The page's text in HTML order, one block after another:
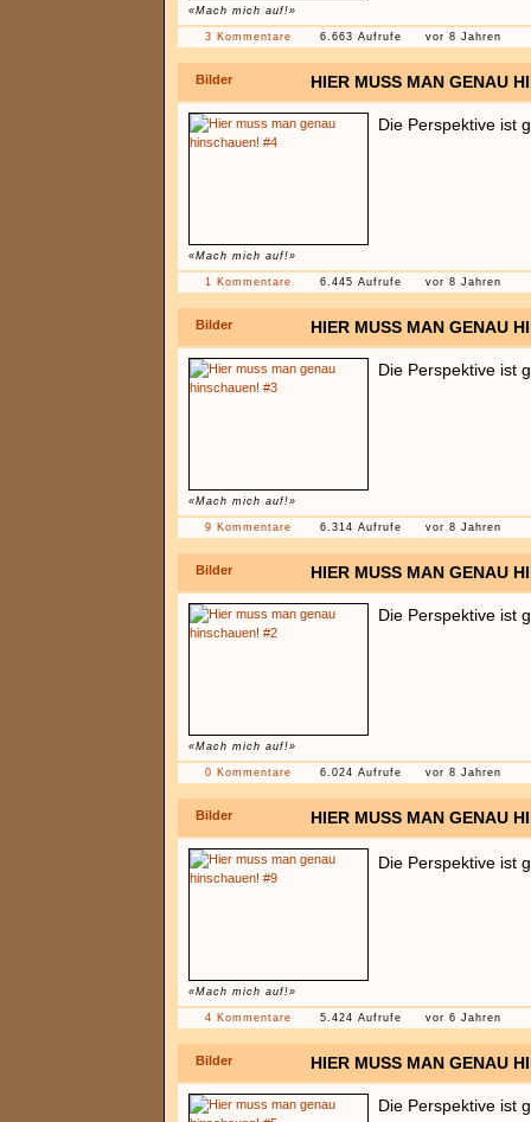
«Mach mich auf!»
3 Kommentare 6.663 Aufrufe vor 8 Jahren
Bilder HIER MUSS MAN GENAU
«Mach mich auf!»
Die Perspektive ist
1 Kommentare 6.445 Aufrufe vor 8 Jahren
Bilder HIER MUSS MAN GENAU
«Mach mich auf!»
Die Perspektive ist
9 Kommentare 6.314 Aufrufe vor 8 Jahren
Bilder HIER MUSS MAN GENAU
«Mach mich auf!»
Die Perspektive ist
0 Kommentare 6.024 Aufrufe vor 8 Jahren
Bilder HIER MUSS MAN GENAU
«Mach mich auf!»
Die Perspektive ist
4 Kommentare 5.424 Aufrufe vor 6 Jahren
Bilder HIER MUSS MAN GENAU
Die Perspektive ist